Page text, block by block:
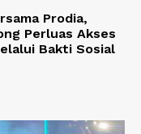
Prodia,
Perluas Akses
Bakti Sosial